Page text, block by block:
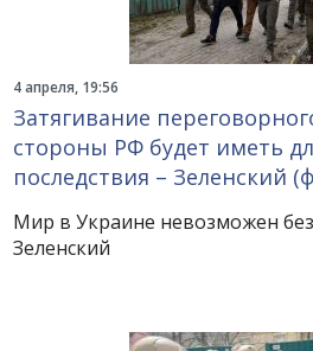
4 апреля, 19:56
Затягивание
стороны РФ будет иметь
последствия – Зеленский
Мир в Украине невозможен
Зеленский